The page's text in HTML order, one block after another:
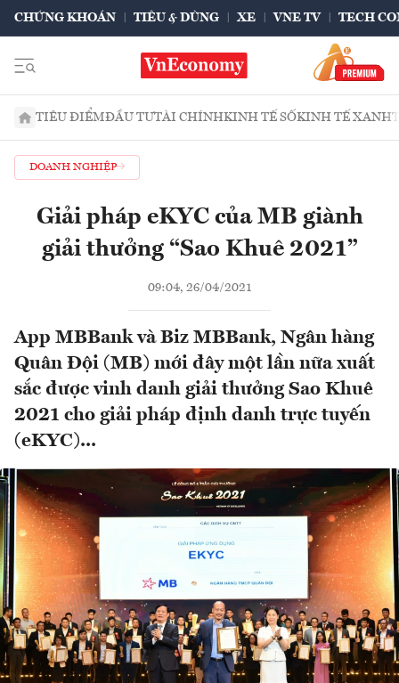
CHỨNG KHOÁN TIÊU & DÙNG XE VNE TV TECH
TIÊU ĐIỂMĐẦU TƯTÀI CHÍNHKINH TẾ SỐKINH TẾ XANH
DOANH NGHIỆP
Giải pháp eKYC của MB giành
giải thưởng “Sao Khuê 2021”
09:04, 26/04/2021
App MBBank và Biz MBBank, Ngân hàng
Quân Đội (MB) mới đây một lần nữa xuất
sắc được vinh danh giải thưởng Sao Khuê
2021 cho giải pháp định danh trực tuyến
(eKYC)...